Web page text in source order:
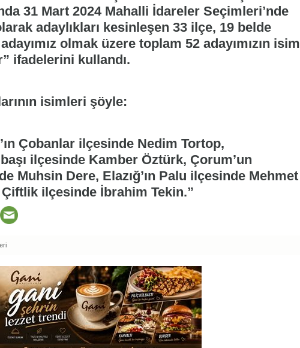
31 Mart 2024 Mahalli İdareler Seçimleri’nde
adaylıkları kesinleşen 33 ilçe, 19 belde
olmak üzere toplam 52 adayımızın isim
ifadelerini kullandı.
isimleri şöyle:
Çobanlar ilçesinde Nedim Tortop,
ilçesinde Kamber Öztürk, Çorum’un
Muhsin Dere, Elazığ’ın Palu ilçesinde Mehmet
Çiftlik ilçesinde İbrahim Tekin.”